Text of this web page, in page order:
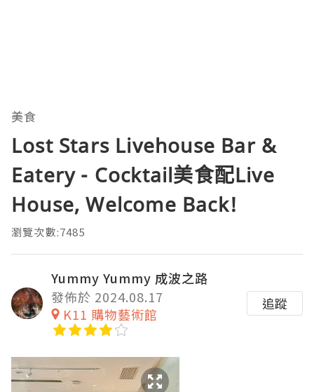
美食
Lost Stars Livehouse Bar &
Eatery - Cocktail美食配Live
House, Welcome Back!
瀏覽次數:7485
Yummy Yummy 成波之路
發佈於 2024.08.17
K11 購物藝術館
追蹤